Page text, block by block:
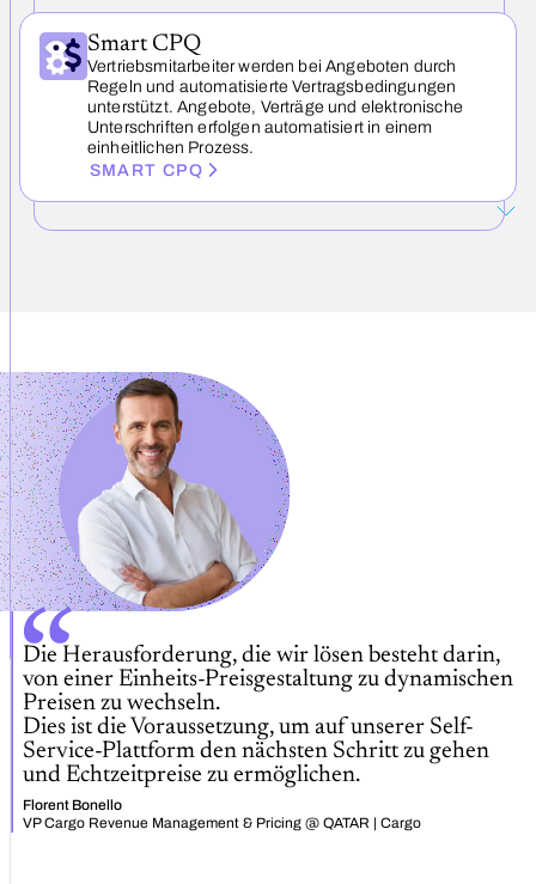
Smart CPQ
Vertriebsmitarbeiter werden bei Angeboten durch
Regeln und automatisierte Vertragsbedingungen
unterstützt. Angebote, Verträge und elektronische
Unterschriften erfolgen automatisiert in einem
einheitlichen Prozess.
SMART CPQ
Die Herausforderung, die wir lösen besteht darin,
von einer Einheits-Preisgestaltung zu dynamischen
Preisen zu wechseln.
Dies ist die Voraussetzung, um auf unserer Self-
Service-Plattform den nächsten Schritt zu gehen
und Echtzeitpreise zu ermöglichen.
Florent Bonello
VP Cargo Revenue Management & Pricing @ QATAR | Cargo